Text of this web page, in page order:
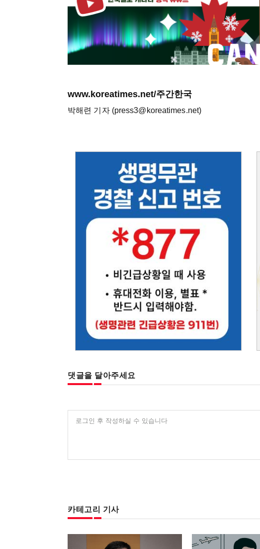
www.koreatimes.net/주간한국
박해련 기자 (press3@koreatimes.net)
댓글을 달아주세요
로그인 후 작성하실 수 있습니다
카테고리 기사